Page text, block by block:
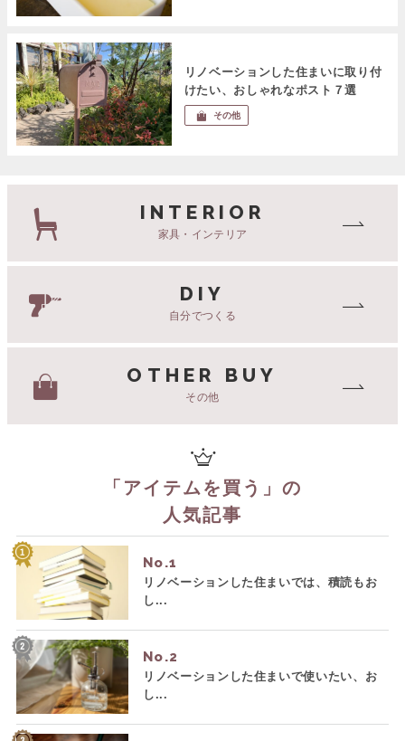
リノベーションした住まいに取り付
けたい、おしゃれなポスト７選
その他
INTERIOR
家具・インテリア
DIY
自分でつくる
OTHER BUY
その他
「 アイテムを買う 」の
人気記事
No.
リノベーションした住まいでは、積読もお
し...
No.
リノベーションした住まいで使いたい、お
し...